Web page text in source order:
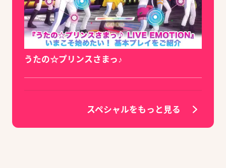
うたの☆プリンスさまっ♪
スペシャルをもっと見る